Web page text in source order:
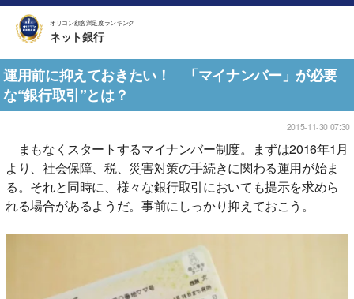
オリコン顧客満足度ランキング
ネット銀行
運用前に抑えておきたい！ 「マイナンバー」が必要
な“銀行取引”とは？
2015-11-30 07:30
まもなくスタートするマイナンバー制度。まずは2016年1月
より、社会保障、税、災害対策の手続きに関わる運用が始ま
る。それと同時に、様々な銀行取引においても提示を求めら
れる場合があるようだ。事前にしっかり抑えておこう。